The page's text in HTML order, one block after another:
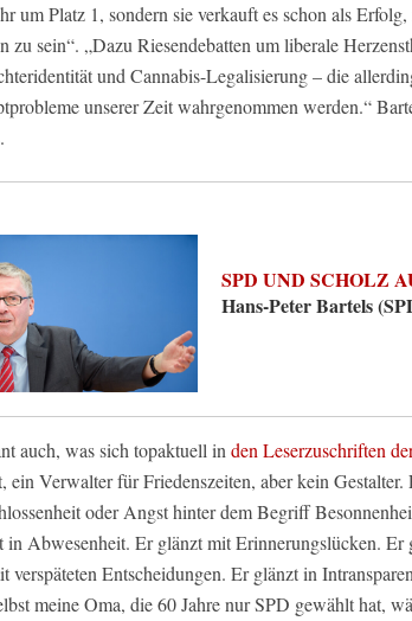
um Platz 1, sondern sie verkauft es schon als
zu sein“. „Dazu Riesendebatten um liberale
und Cannabis-Legalisierung – die
unserer Zeit wahrgenommen werden.“
SPD UND SCHOLZ
Hans-Peter Bartels
auch, was sich topaktuell inden Leserzuschriften
ein Verwalter für Friedenszeiten, aber kein Gestalter.
oder Angst hinter dem Begriff
in Abwesenheit. Er glänzt mit Erinnerungslücken.
verspäteten Entscheidungen. Er glänzt in
meine Oma, die 60 Jahre nur SPD gewählt